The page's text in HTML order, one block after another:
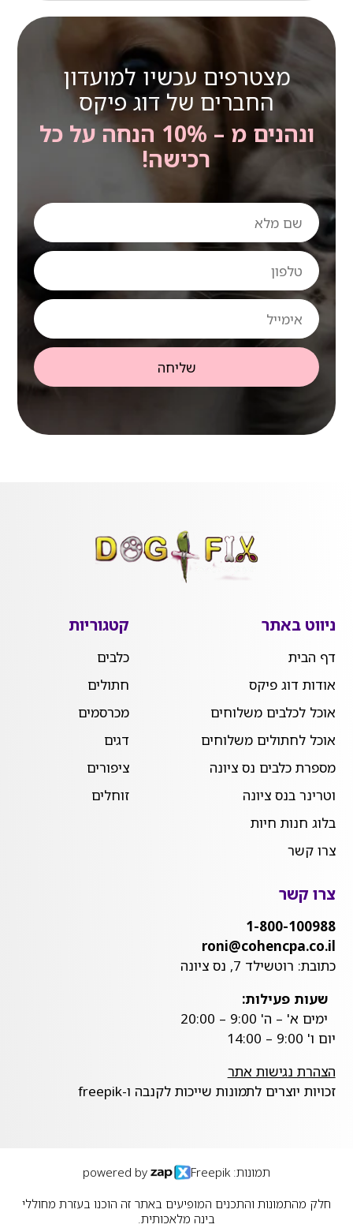
מצטרפים עכשיו למועדון
החברים של דוג פיקס
ונהנים מ – 10% הנחה על כל
רכישה!
שם
מלא
טלפון
אימייל
שליחה
ניווט באתר
דף הבית
אודות דוג פיקס
אוכל לכלבים משלוחים
אוכל לחתולים משלוחים
מספרת כלבים נס ציונה
וטרינר בנס ציונה
בלוג חנות חיות
צרו קשר
קטגוריות
כלבים
חתולים
מכרסמים
דגים
ציפורים
זוחלים
צרו קשר
1-800-100988
roni@cohencpa.co.il
כתובת: רוטשילד 7, נס ציונה
שעות פעילות:
ימים א' – ה' 9:00 – 20:00
יום ו' 9:00 – 14:00
הצהרת נגישות אתר
זכויות יוצרים לתמונות שייכות לקנבה ו-freepik
תמונות: Freepik powered by
חלק מהתמונות והתכנים המופיעים באתר זה הוכנו בעזרת מחוללי
בינה מלאכותית.